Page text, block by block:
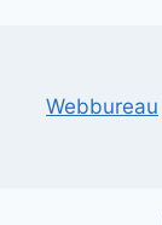
Webbureau